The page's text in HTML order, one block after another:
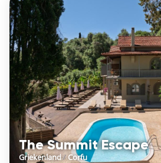
The Summit Escape
Griekenland/ Corfu